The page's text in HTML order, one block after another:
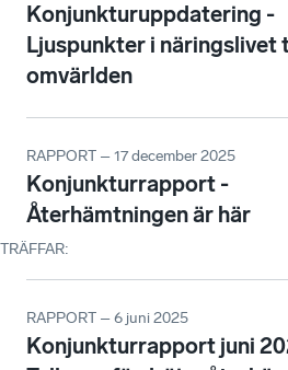
TRÄFFAR:
Konjunkturuppdatering -
Ljuspunkter i näringslivet
omvärlden
RAPPORT – 17 december 2025
Konjunkturrapport -
Återhämtningen är här
RAPPORT – 6 juni 2025
Konjunkturrapport juni